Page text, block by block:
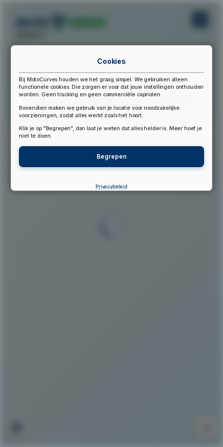
▲
Cookies
Bij MotoCurves houden we het graag simpel. We gebruiken alleen
functionele cookies. Die zorgen er voor dat jouw instellingen onthouden
worden. Geen tracking en geen commerciële capriolen.
Bovendien maken we gebruik van je locatie voor noodzakelijke
voorzieningen, zodat alles werkt zoals het hoort.
Klik je op "Begrepen", dan laat je weten dat alles helder is. Meer hoef je
niet te doen.
Begrepen
Privacybeleid